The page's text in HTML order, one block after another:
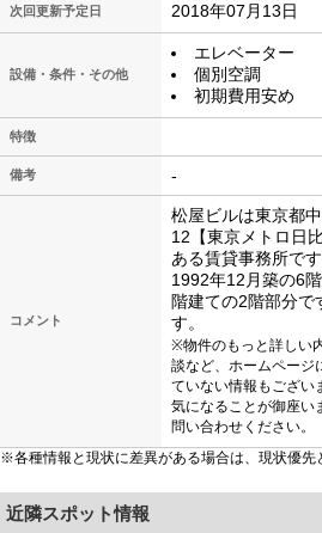
次回更新予定日 2018年07月13日
設備・条件・その他
エレベーター
個別空調
初期費用安め
特徴
備考 -
コメント
松屋ビルは東京都
12【東京メトロ日
ある賃貸事務所です
1992年12月築の6
階建ての2階部分
す。
※物件のもっと詳しい
談など、ホームページ
ていない情報もござい
気になることが御座い
問い合わせください。
※各種情報と現状に差異がある場合は、現状優先
近隣スポット情報